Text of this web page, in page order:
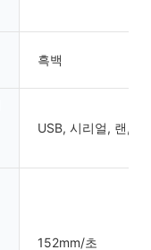
흑백
USB, 시리얼, 랜,
152mm/초